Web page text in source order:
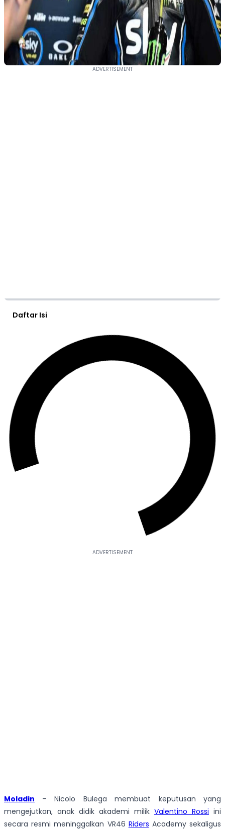
Daftar Isi
Moladin
– Nicolo Bulega membuat keputusan yang
mengejutkan, anak didik akademi milik Valentino Rossi ini
secara resmi meninggalkan VR46 Riders Academy sekaligus